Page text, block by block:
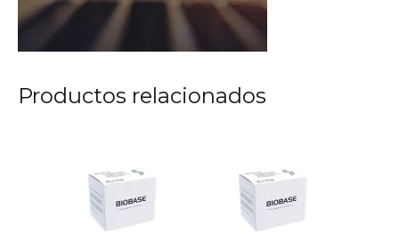
Productos relacionados